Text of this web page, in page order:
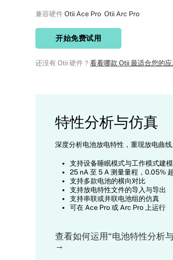
兼容硬件Otii Ace Pro Otii Arc Pro
开始免费试用
还没有 Otii 硬件？ 看看哪款 Otii 最适合您的
特性分析与仿真
深度分析电池放电特性，重现放电曲线
支持设备睡眠模式与工作模式建模
25 nA 至 5 A 测量量程，0.05%
支持多款电池的横向对比
支持放电特性文件的导入与导出
支持串联或并联电池组的仿真
可在 Ace Pro 或 Arc Pro 上运行
查看如何运用“电池特性分析
→